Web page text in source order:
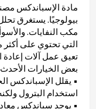
مادة الإسباندكس
مكب النفايات.
تعيق عمل آلات إعادة
بعض الخيارات
استخدام البترول
• يوجد سباندكس معاد